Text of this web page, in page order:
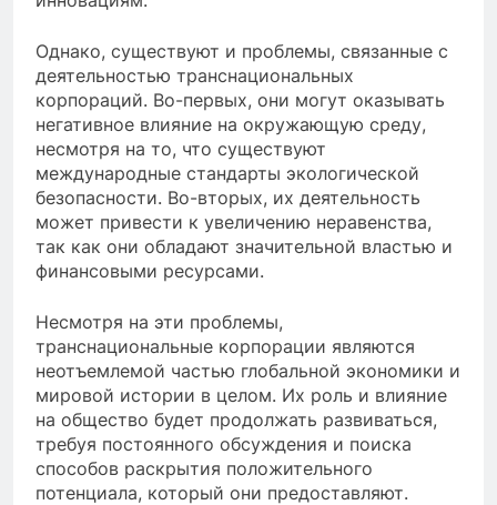
Однако, существуют и проблемы, связанные с
деятельностью транснациональных
корпораций. Во-первых, они могут оказывать
негативное влияние на окружающую среду,
несмотря на то, что существуют
международные стандарты экологической
безопасности. Во-вторых, их деятельность
может привести к увеличению неравенства,
так как они обладают значительной властью и
финансовыми ресурсами.
Несмотря на эти проблемы,
транснациональные корпорации являются
неотъемлемой частью глобальной экономики и
мировой истории в целом. Их роль и влияние
на общество будет продолжать развиваться,
требуя постоянного обсуждения и поиска
способов раскрытия положительного
потенциала, который они предоставляют.